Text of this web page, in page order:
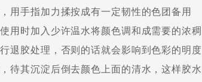
手指加力揉按成有一定韧性的色团备用
用时加入少许温水将颜色调和成需要的浓稠
退胶处理，否则的话就会影响到色彩的明度
待其沉淀后倒去颜色上面的清水，这样胶水